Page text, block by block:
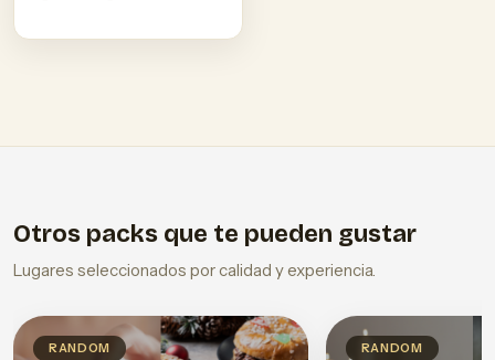
Otros packs que te pueden gustar
Lugares seleccionados por calidad y experiencia.
RANDOM RANDOM